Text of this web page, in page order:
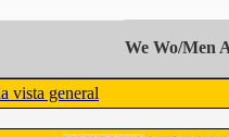
We Wo/Men
vista general